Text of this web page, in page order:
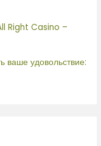
Right Casino –
ваше удовольствие: